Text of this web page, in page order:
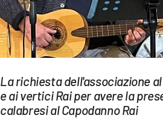
SPORT
Streaming
LAC NETWORK
LAC ONAIR
La richiesta dell'associazione
e ai vertici Rai per avere la
calabresi al Capodanno Rai